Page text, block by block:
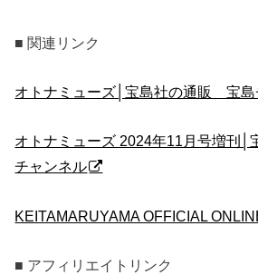
■ 関連リンク
オトナミューズ│宝島社の通販 宝島
オトナミューズ 2024年11月号増刊
チャンネル
KEITAMARUYAMA OFFICIAL
■ アフィリエイトリンク